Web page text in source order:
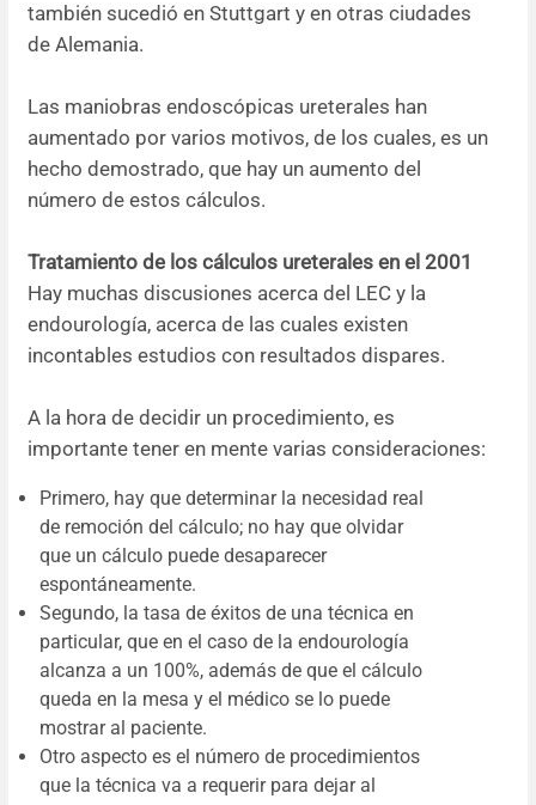
también sucedió en Stuttgart y en otras ciudades
de Alemania.
Las maniobras endoscópicas ureterales han
aumentado por varios motivos, de los cuales, es un
hecho demostrado, que hay un aumento del
número de estos cálculos.
Tratamiento de los cálculos ureterales en el 2001
Hay muchas discusiones acerca del LEC y la
endourología, acerca de las cuales existen
incontables estudios con resultados dispares.
A la hora de decidir un procedimiento, es
importante tener en mente varias consideraciones:
Primero, hay que determinar la necesidad real
de remoción del cálculo; no hay que olvidar
que un cálculo puede desaparecer
espontáneamente.
Segundo, la tasa de éxitos de una técnica en
particular, que en el caso de la endourología
alcanza a un 100%, además de que el cálculo
queda en la mesa y el médico se lo puede
mostrar al paciente.
Otro aspecto es el número de procedimientos
que la técnica va a requerir para dejar al